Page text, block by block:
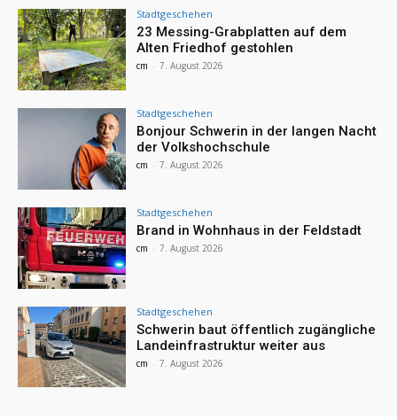
Stadtgeschehen
23 Messing-Grabplatten auf dem
Alten Friedhof gestohlen
cm - 7. August 2026
Stadtgeschehen
Bonjour Schwerin in der langen Nacht
der Volkshochschule
cm - 7. August 2026
Stadtgeschehen
Brand in Wohnhaus in der Feldstadt
cm - 7. August 2026
Stadtgeschehen
Schwerin baut öffentlich zugängliche
Landeinfrastruktur weiter aus
cm - 7. August 2026